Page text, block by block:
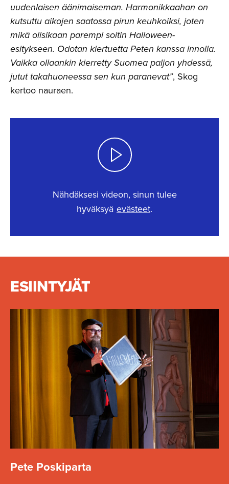
uudenlaisen äänimaiseman. Harmonikkaahan on
kutsuttu aikojen saatossa pirun keuhkoiksi, joten
mikä olisikaan parempi soitin Halloween-
esitykseen. Odotan kiertuetta Peten kanssa innolla.
Vaikka ollaankin kierretty Suomea paljon yhdessä,
jutut takahuoneessa sen kun paranevat”, Skog
kertoo nauraen.
Nähdäksesi videon, sinun tulee
hyväksyä evästeet.
ESIINTYJÄT
Pete Poskiparta